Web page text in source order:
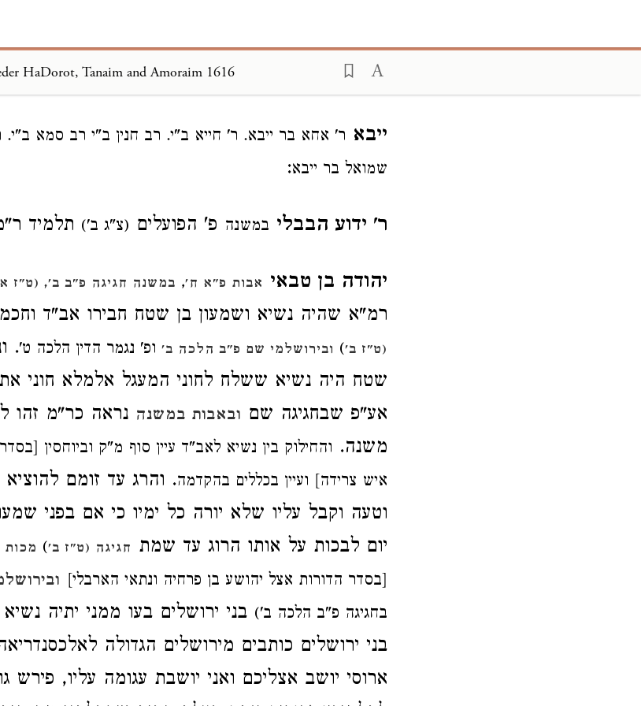
HaDorot, Tanaim and Amoraim 1616
ייבא ר' אחא בר ייבא. ר' חייא ב"י. רב חנין ב"י רב סמא
שמואל בר ייבא:
ר' ידוע הבבלי במשנה פ' הפועלים (צ"ג ב') תלמיד
יהודה בן טבאי אבות פ"א ח', במשנה חגיגה פ"ב ב', (ט"ז
רמ"א שהיה נשיא ושמעון בן שטח חבירו אב"ד
(ט"ז ב') ובירושלמי שם פ"ב הלכה ב' ופ' נגמר הדין הלכה ט'.
שטח היה נשיא ששלח לחוני המעגל אלמלא חוני את
אע"פ שבחגיגה שם ובאבות במשנה נראה כר"מ זהו
משנה. והחילוק בין נשיא לאב"ד עיין סוף מ"ק וביוחסין
איש צרידה] ועיין בכללים בהקדמה. והרג עד זומם
וטעה וקבל עליו שלא יורה כל ימיו כי אם בפני
יום לבכות על אותו הרוג עד שמת חגיגה (ט"ז ב')
[בסדר הדורות אצל יהושע בן פרחיה ונתאי הארבלי]
בחגיגה פ"ב הלכה ב') בני ירושלים בעו ממני יתיה
בני ירושלים כותבים מירושלים הגדולה
ארוסי יושב אצליכם ואני יושבת עגומה עליו, פירש